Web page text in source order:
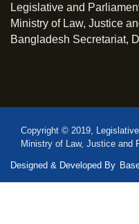
Legislative and
Ministry of Law, Justice
Bangladesh Secretariat,
Copyright © 2019,
Ministry of Law, Justice and
Designed & Developed By